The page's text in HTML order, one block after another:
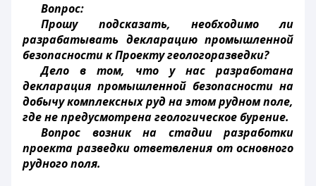
Вопрос:
Прошу подсказать, необходимо ли
разрабатывать декларацию промышленной
безопасности к Проекту геологоразведки?
Дело в том, что у нас разработана
декларация промышленной безопасности на
добычу комплексных руд на этом рудном поле,
где не предусмотрена геологическое бурение.
Вопрос возник на стадии разработки
проекта разведки ответвления от основного
рудного поля.